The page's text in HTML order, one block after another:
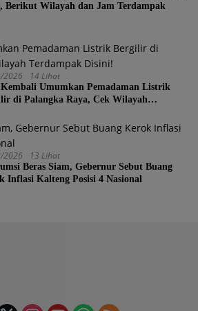
Berikut Wilayah dan Jam Terdampak
2026 14 Lihat
Umumkan Pemadaman Listrik
di Palangka Raya, Cek Wilayah
2026 13 Lihat
Beras Siam, Gebernur Sebut Buang
Inflasi Kalteng Posisi 4 Nasional